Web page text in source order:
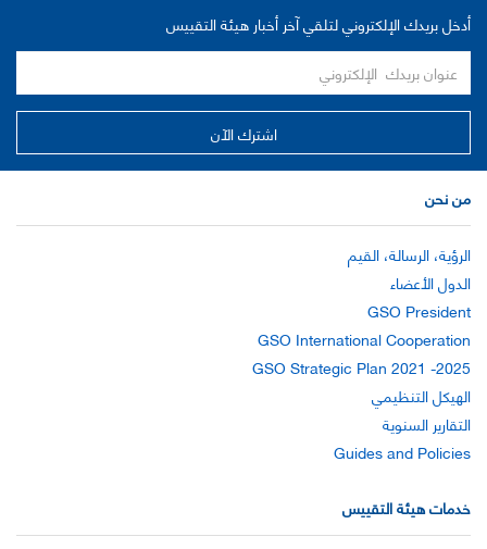
أدخل بريدك الإلكتروني لتلقي آخر أخبار هيئة التقييس
من نحن
الرؤية، الرسالة، القيم
الدول الأعضاء
GSO President
GSO International Cooperation
GSO Strategic Plan 2021 -2025
الهيكل التنظيمي
التقارير السنوية
Guides and Policies
خدمات هيئة التقييس